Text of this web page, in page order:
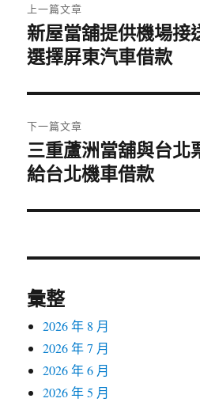
章
導
覽
上一篇文章
上
一
文
章:
新屋當舖提供機場接
選擇屏東汽車借款
下一篇文章
下
一
文
三重蘆洲當舖與台北
給台北機車借款
彙整
2026 年 8 月
2026 年 7 月
2026 年 6 月
2026 年 5 月